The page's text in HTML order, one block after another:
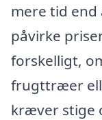
mere tid
påvirke
forskelligt,
frugttræer
kræver stige